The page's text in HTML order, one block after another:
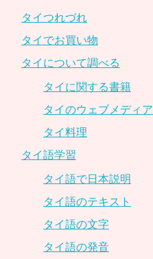
タイつれづれ
タイでお買い物
タイについて調べる
タイに関する書籍
タイのウェブメディア
タイ料理
タイ語学習
タイ語で日本説明
タイ語のテキスト
タイ語の文字
タイ語の発音